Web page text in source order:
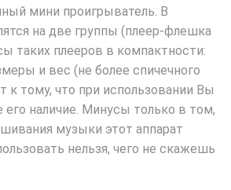
мини проигрыватель. В
на две группы (плеер-флешка
таких плееров в компактности:
и вес (не более спичечного
к тому, что при использовании Вы
наличие. Минусы только в том,
музыки этот аппарат
нельзя, чего не скажешь